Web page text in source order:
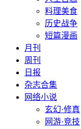
料理美食
历史战争
短篇漫画
月刊
周刊
日报
杂志合集
网络小说
玄幻·修真
网游·竞技